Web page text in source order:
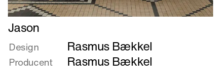
Læs
mere
om
Jason
Jason
Design Rasmus Bækkel
Producent Rasmus Bækkel